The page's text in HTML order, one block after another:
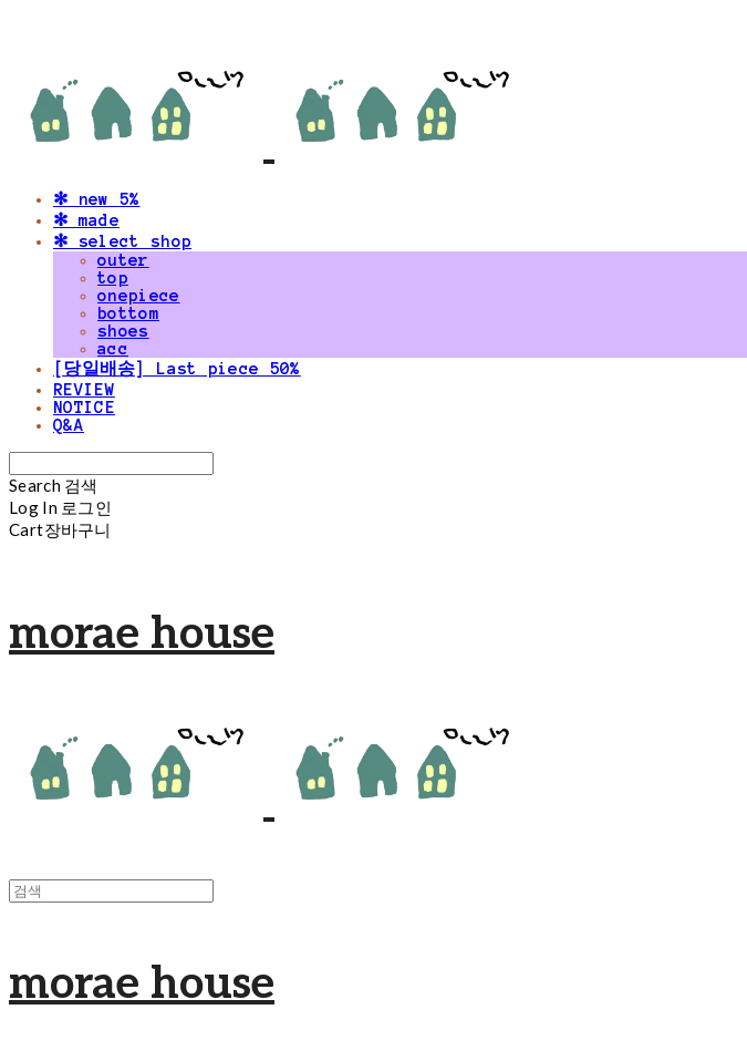
✻ new 5%
✻ made
✻ select shop
outer
top
onepiece
bottom
shoes
acc
[당일배송] Last piece 50%
REVIEW
NOTICE
Q&A
Search 검색
Log In 로그인
Cart장바구니
morae house
morae house